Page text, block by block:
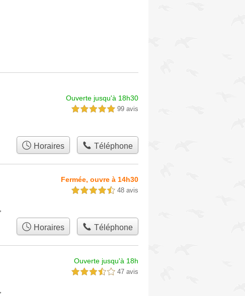
Ouverte jusqu'à 18h30
5,0 étoiles sur 5 99 avis
Horaires Téléphone
Fermée, ouvre à 14h30
4,5 étoiles sur 5 48 avis
Horaires Téléphone
Ouverte jusqu'à 18h
3,5 étoiles sur 5 47 avis